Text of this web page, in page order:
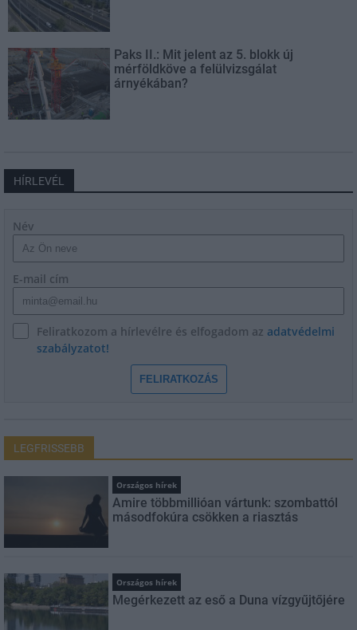
Paks II.: Mit jelent az 5. blokk új
mérföldköve a felülvizsgálat
árnyékában?
HÍRLEVÉL
Név
E-mail cím
Feliratkozom a hírlevélre és elfogadom az adatvédelmi
szabályzatot!
FELIRATKOZÁS
LEGFRISSEBB
Országos hírek
Amire többmillióan vártunk: szombattól
másodfokúra csökken a riasztás
Országos hírek
Megérkezett az eső a Duna vízgyűjtőjére